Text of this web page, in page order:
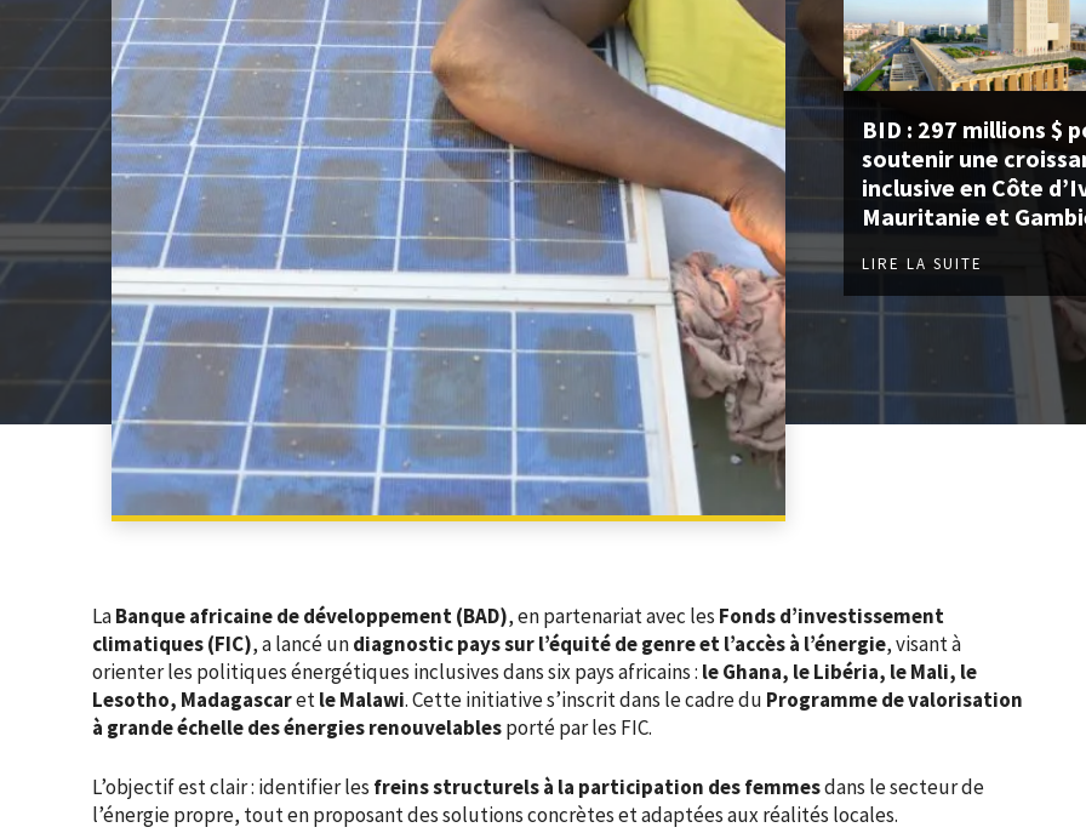
BID : 297 millions $
soutenir une
inclusive en Côte
Mauritanie et
LIRE LA SUITE
LaBanque africaine de développement (BAD), en partenariat avec les Fonds d’investissement
climatiques (FIC), a lancé undiagnostic pays sur l’équité de genre et l’accès à l’énergie, visant à
orienter les politiques énergétiques inclusives dans six pays africains : le Ghana, le Libéria, le Mali, le
Lesotho, Madagascaretle Malawi. Cette initiative s’inscrit dans le cadre du Programme de valorisation
à grande échelle des énergies renouvelablesporté par les FIC.
L’objectif est clair : identifier les freins structurels à la participation des femmesdans le secteur de
l’énergie propre, tout en proposant des solutions concrètes et adaptées aux réalités locales.